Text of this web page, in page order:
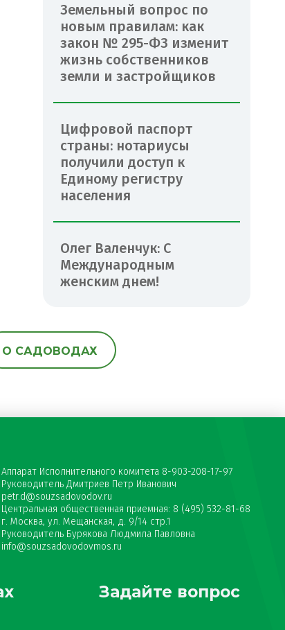
Земельный вопрос по
новым правилам: как
закон № 295-ФЗ изменит
жизнь собственников
земли и застройщиков
Цифровой паспорт
страны: нотариусы
получили доступ к
Единому регистру
населения
Олег Валенчук: С
Международным
женским днем!
О САДОВОДАХ
Аппарат Исполнительного комитета 8-903-208-17-97
Руководитель Дмитриев Петр Иванович
petr.d@souzsadovodov.ru
Центральная общественная приемная: 8 (495) 532-81-68
г. Москва, ул. Мещанская, д. 9/14 стр.1
Руководитель Бурякова Людмила Павловна
info@souzsadovodovmos.ru
Задайте вопрос